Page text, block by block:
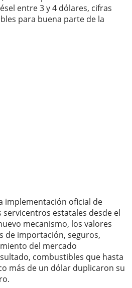
entre 3 y 4 dólares, cifras
para buena parte de la
implementación oficial de
estatales desde el
mecanismo, los valores
de importación, seguros,
del mercado
combustibles que hasta
más de un dólar duplicaron su